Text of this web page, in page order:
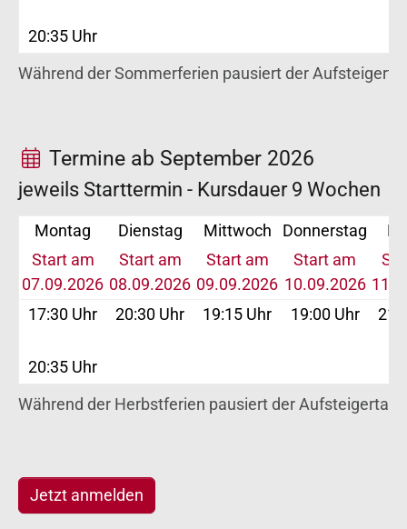
Während der Sommerferien pausiert der
20:35 Uhr
Termine ab September 2026
jeweils Starttermin - Kursdauer 9 Wochen
Während der Herbstferien pausiert der
Montag Dienstag Mittwoch Donnerstag
Start am
07.09.2026
Start am
08.09.2026
Start am
09.09.2026
Start am
10.09.2026
17:30 Uhr
20:30 Uhr 19:15 Uhr 19:00 Uhr
20:35 Uhr
Jetzt anmelden